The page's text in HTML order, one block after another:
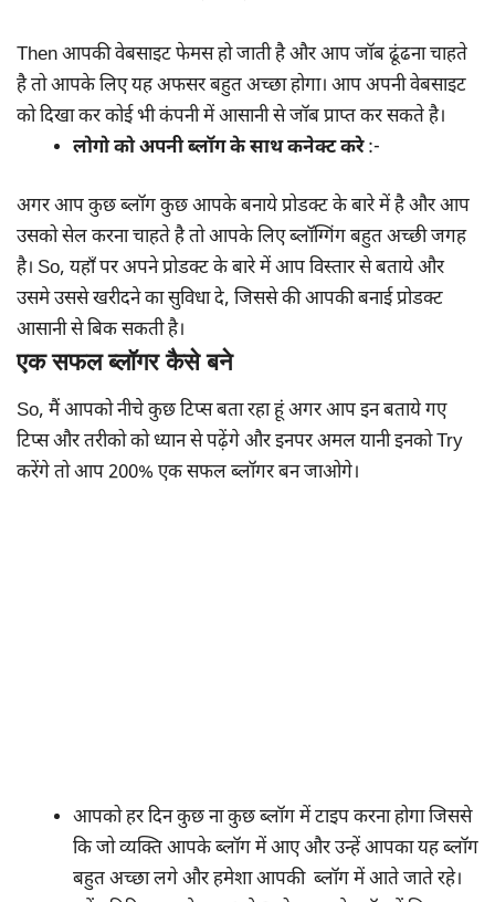
Then आपकी वेबसाइट फेमस हो जाती है और आप जॉब ढूंढना चाहते
है तो आपके लिए यह अफसर बहुत अच्छा होगा। आप अपनी वेबसाइट
को दिखा कर कोई भी कंपनी में आसानी से जॉब प्राप्त कर सकते है।
लोगो को अपनी ब्लॉग के साथ कनेक्ट करे:-
अगर आप कुछ ब्लॉग कुछ आपके बनाये प्रोडक्ट के बारे में है और आप
उसको सेल करना चाहते है तो आपके लिए ब्लॉग्गिंग बहुत अच्छी जगह
है। So, यहाँ पर अपने प्रोडक्ट के बारे में आप विस्तार से बताये और
उसमे उससे खरीदने का सुविधा दे, जिससे की आपकी बनाई प्रोडक्ट
आसानी से बिक सकती है।
एक सफल ब्लॉगर कैसे बने
So, मैं आपको नीचे कुछ टिप्स बता रहा हूं अगर आप इन बताये गए
टिप्स और तरीको को ध्यान से पढ़ेंगे और इनपर अमल यानी इनको Try
करेंगे तो आप 200% एक सफल ब्लॉगर बन जाओगे।
आपको हर दिन कुछ ना कुछ ब्लॉग में टाइप करना होगा जिससे
कि जो व्यक्ति आपके ब्लॉग में आए और उन्हें आपका यह ब्लॉग
बहुत अच्छा लगे और हमेशा आपकी ब्लॉग में आते जाते रहे।